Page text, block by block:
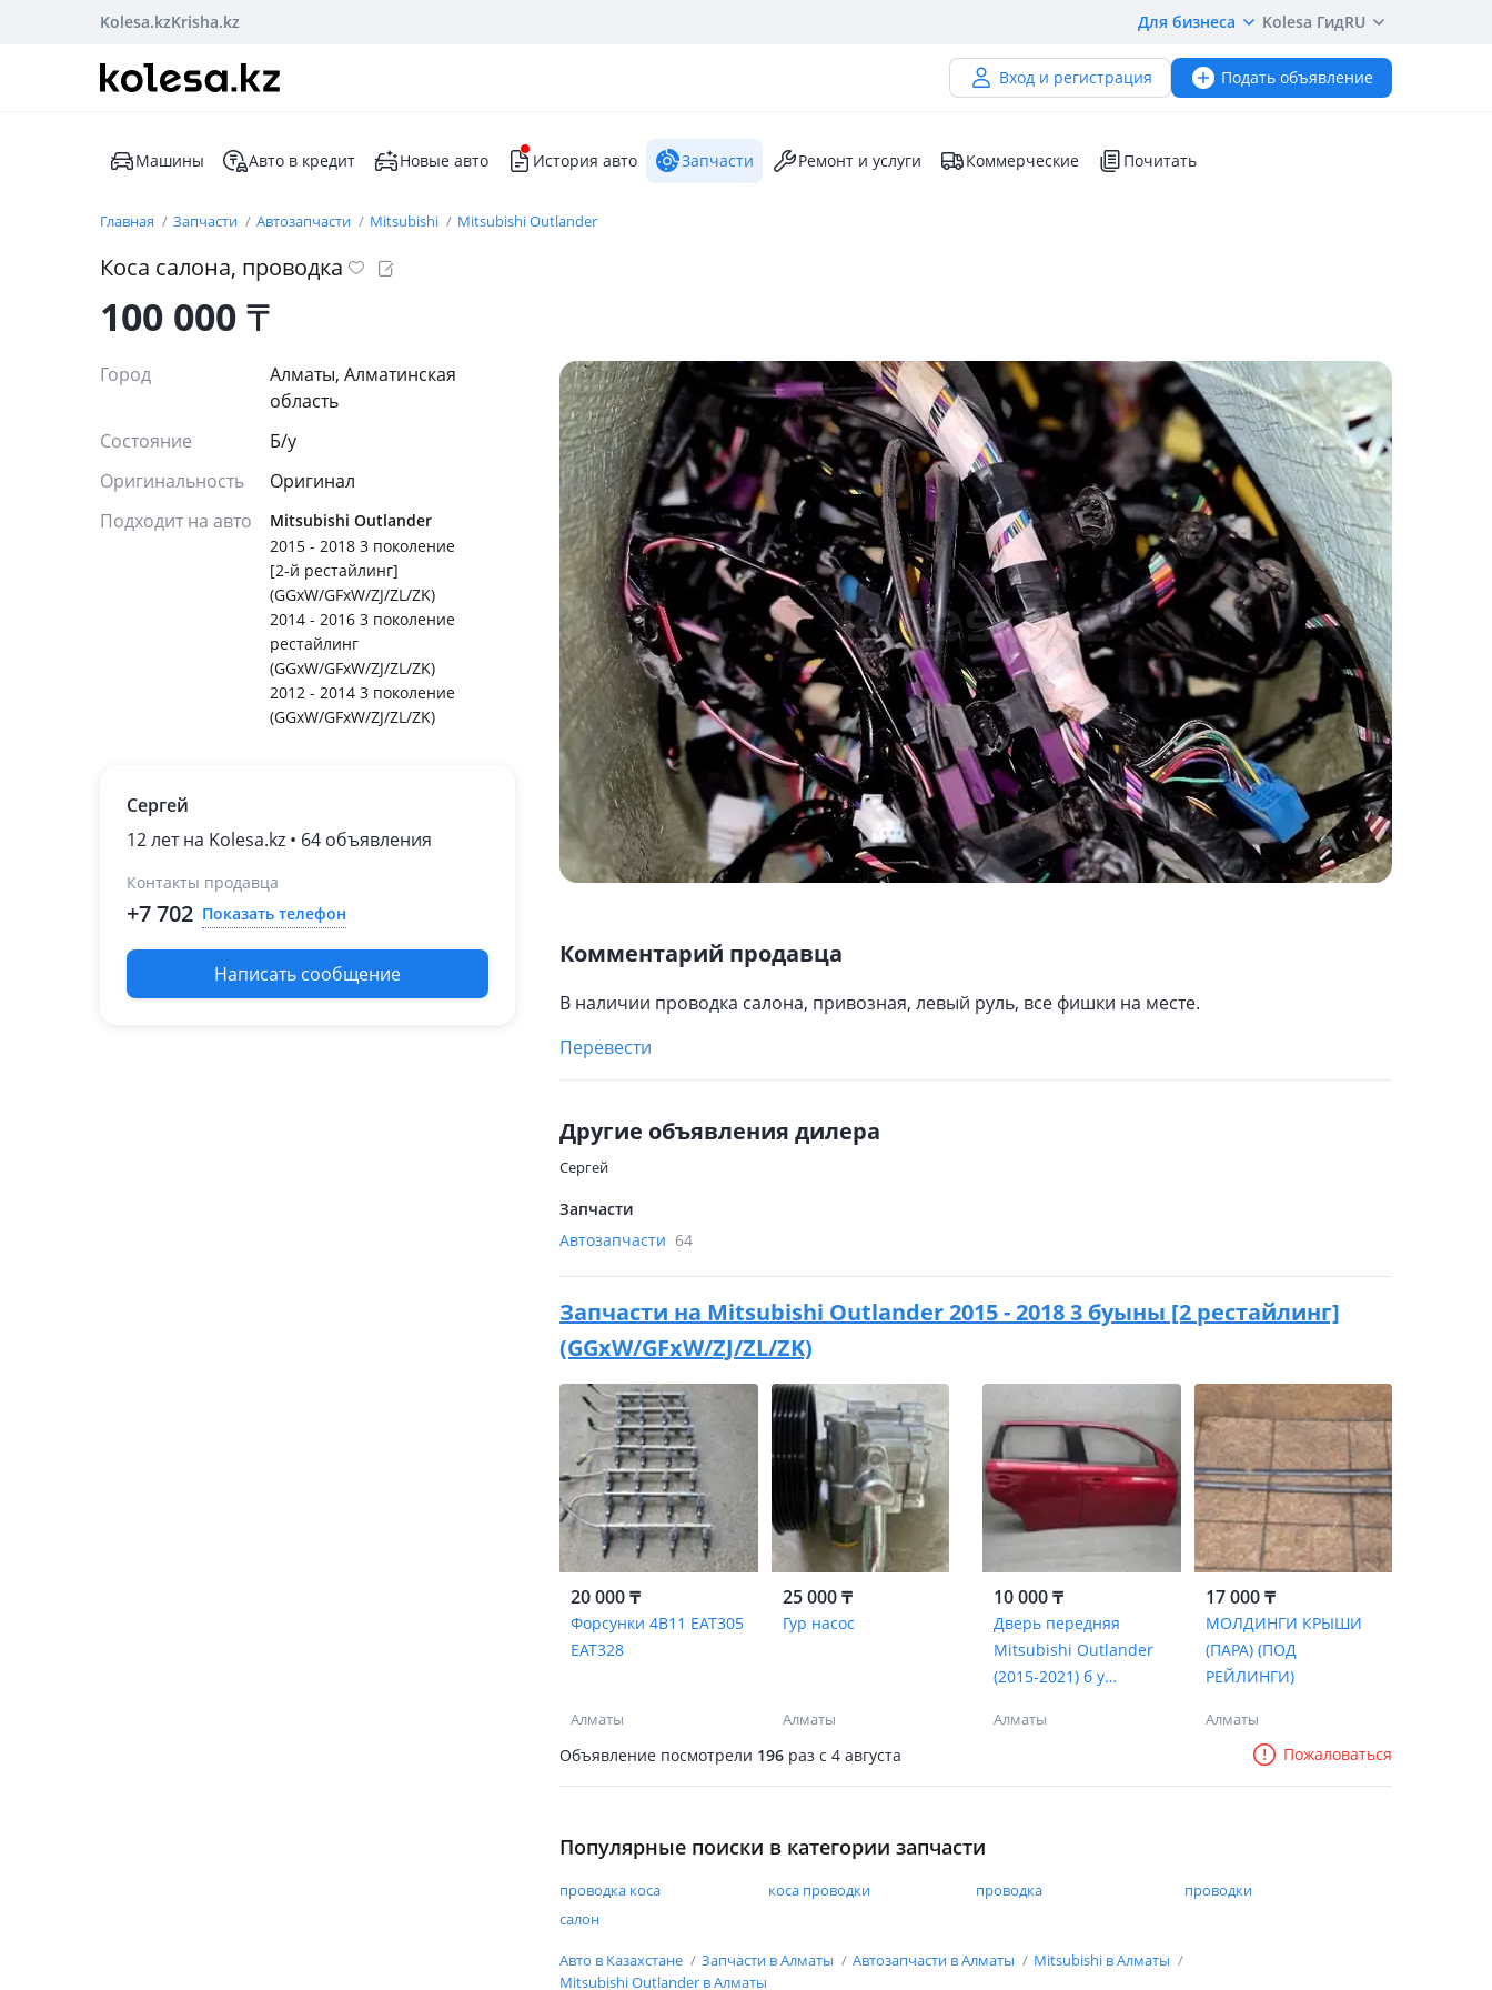
Kolesa.kzKrisha.kz Для бизнеса Kolesa ГидRU
Вход и регистрация Подать объявление
Машины Авто в кредит Новые авто История авто Запчасти Ремонт и услуги Коммерческие Почитать
Главная Запчасти Автозапчасти Mitsubishi Mitsubishi Outlander
Коса салона, проводка
100 000₸
Город
Алматы, Алматинская
область
Состояние
Б/y
Оригинальность
Оригинал
Подходит на авто
Mitsubishi Outlander
2015 - 2018 3 поколение
[2-й рестайлинг]
(GGxW/GFxW/ZJ/ZL/ZK)
2014 - 2016 3 поколение
рестайлинг
(GGxW/GFxW/ZJ/ZL/ZK)
2012 - 2014 3 поколение
(GGxW/GFxW/ZJ/ZL/ZK)
Сергей
12 лет на Kolesa.kz • 64 объявления
Контакты продавца
+7 702 Показать телефон
Написать сообщение
Комментарий продавца
В наличии проводка салона, привозная, левый руль, все фишки на месте.
Перевести
Другие объявления дилера
Сергей
Запчасти
Автозапчасти 64
Запчасти на Mitsubishi Outlander 2015 - 2018 3 буыны [2 рестайлинг]
(GGxW/GFxW/ZJ/ZL/ZK)
20 000 ₸
Форсунки 4B11 EAT305
EAT328
Алматы
25 000 ₸
Гур насос
Алматы
10 000 ₸
Дверь передняя
Mitsubishi Outlander
(2015-2021) б у
Алматы
17 000 ₸
МОЛДИНГИ КРЫШИ
(ПАРА) (ПОД
РЕЙЛИНГИ)
Алматы
Объявление посмотрели 196 раз c 4 августа Пожаловаться
Популярные поиски в категории запчасти
проводка коса коса проводки проводка
проводки
салон
Авто в Казахстане Запчасти в Алматы Автозапчасти в Алматы
Mitsubishi в Алматы
Mitsubishi Outlander в Алматы